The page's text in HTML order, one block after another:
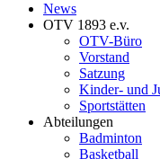
News
OTV 1893 e.v.
OTV-Büro
Vorstand
Satzung
Kinder- und
Sportstätten
Abteilungen
Badminton
Basketball